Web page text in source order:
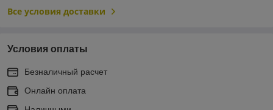
Все условия доставки
Условия оплаты
Безналичный расчет
Онлайн оплата